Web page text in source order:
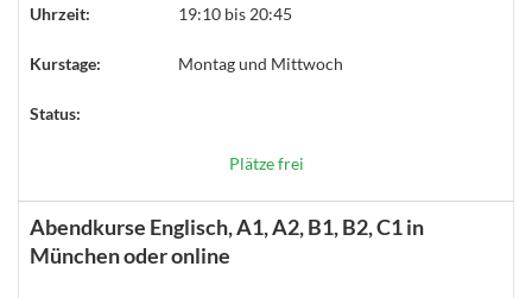
Uhrzeit: 19:10 bis 20:45
Kurstage: Montag und Mittwoch
Status:
Plätze frei
Abendkurse Englisch, A1, A2, B1, B2, C1 in
München oder online